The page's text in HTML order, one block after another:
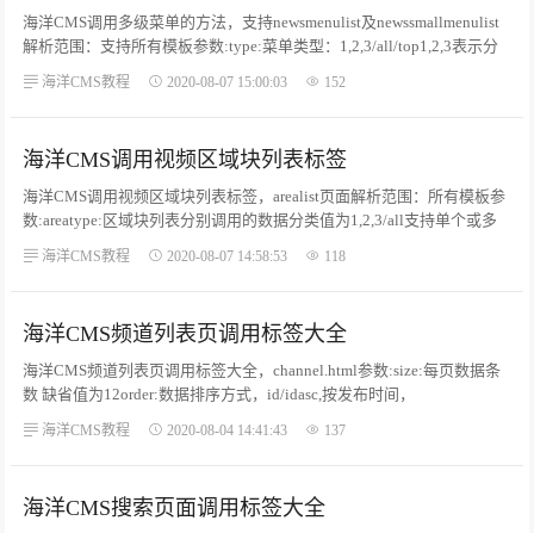
海洋CMS调用多级菜单的方法，支持newsmenulist及newssmallmenulist
解析范围：支持所有模板参数:type:菜单类型：1,2,3/all/top1,2,3表示分
单,all全部调出分类菜单(ulliulli)。...
海洋CMS教程 2020-08-07 15:00:03 152
海洋CMS调用视频区域块列表标签
海洋CMS调用视频区域块列表标签，arealist页面解析范围：所有模板参
数:areatype:区域块列表分别调用的数据分类值为1,2,3/all支持单个或多
部标签参考videolist标签用法------。...
海洋CMS教程 2020-08-07 14:58:53 118
海洋CMS频道列表页调用标签大全
海洋CMS频道列表页调用标签大全，channel.html参数:size:每页数据条
数 缺省值为12order:数据排序方式，id/idasc,按发布时间，
次数digg/diggasc，按随机random，默认time。（其中带asc的为正序，
海洋CMS教程 2020-08-04 14:41:43 137
海洋CMS搜索页面调用标签大全